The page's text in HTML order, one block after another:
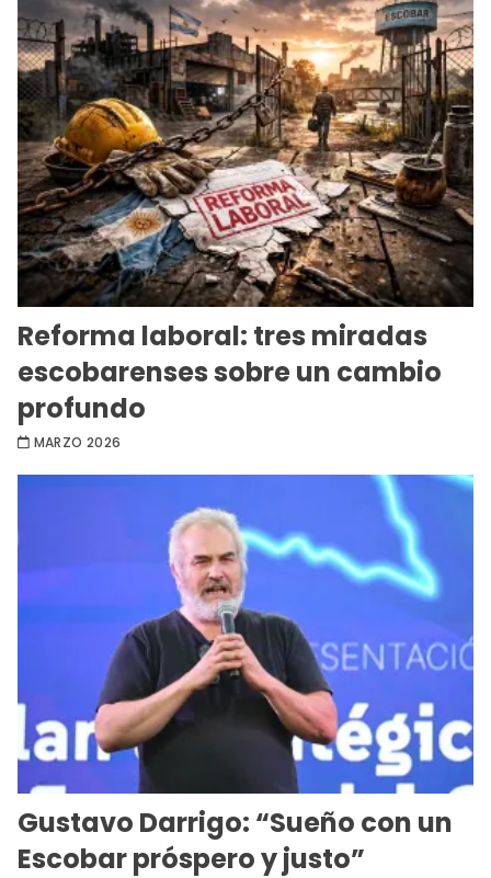
Reforma laboral: tres miradas
escobarenses sobre un cambio
profundo
MARZO 2026
Gustavo Darrigo: “Sueño con un
Escobar próspero y justo”